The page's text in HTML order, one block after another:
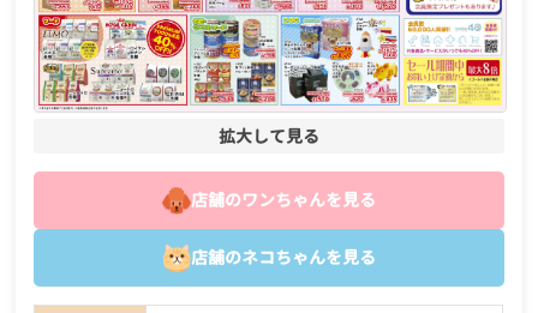
拡大して見る
店舗のワンちゃんを見る
店舗のネコちゃんを見る